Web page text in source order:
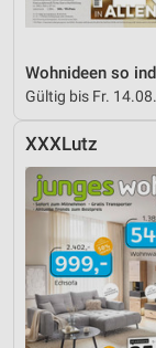
Gültig bis Fr. 14.08.
XXXLutz